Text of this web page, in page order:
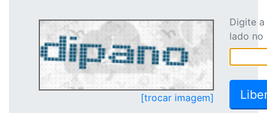
[trocar imagem]
Digite
lado no